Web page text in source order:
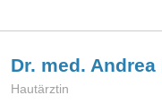
Dr. med. Andrea
Hautärztin